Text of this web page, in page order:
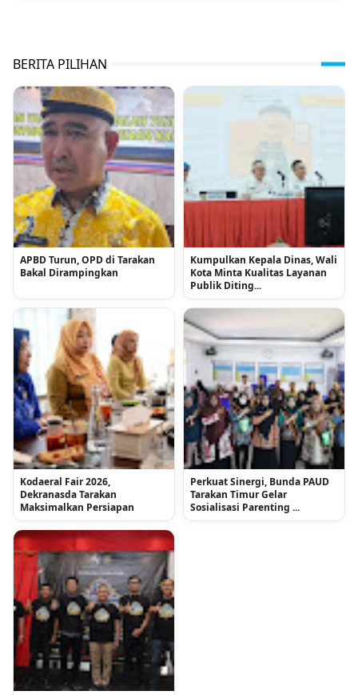
BERITA PILIHAN
APBD Turun, OPD di Tarakan
Bakal Dirampingkan
Kumpulkan Kepala Dinas, Wali
Kota Minta Kualitas Layanan
Publik Diting...
Kodaeral Fair 2026,
Dekranasda Tarakan
Maksimalkan Persiapan
Perkuat Sinergi, Bunda PAUD
Tarakan Timur Gelar
Sosialisasi Parenting ...